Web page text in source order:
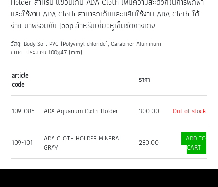
และใช้งาน ADA Cloth สามารถเก็บและหยิบใช้งาน ADA Cloth ได้
ง่าย มาพร้อมกับ loop สำหรับเกี่ยวหูเข็มขัดกางเกง
วัสดุ: Body Soft PVC (Polyvinyl chloride), Carabiner Aluminum
ขนาด: ประมาณ 100x47 (mm)
article
code
ราคา
109-085 ADA Aquarium Cloth Holder 300.00 Out of stock
109-101
ADA CLOTH HOLDER MINERAL
GRAY
280.00
ADD TO
CART